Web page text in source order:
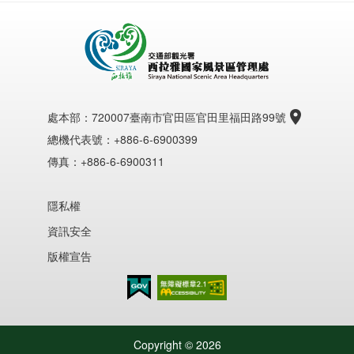
處本部： 720007臺南市官田區官田里福田路99號
總機代表號：+886-6-6900399
傳真：+886-6-6900311
隱私權
資訊安全
版權宣告
Copyright © 2026